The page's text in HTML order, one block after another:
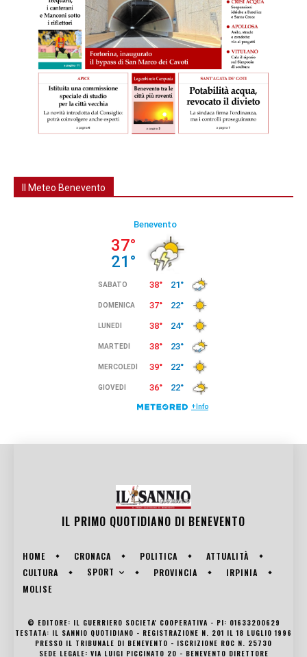
Il Meteo Benevento
IL PRIMO QUOTIDIANO DI BENEVENTO
HOME CRONACA POLITICA
ATTUALITÀ
CULTURA
SPORT PROVINCIA
IRPINIA
MOLISE
© EDITORE: IL GUERRIERO SOCIETA' COOPERATIVA - PI: 01633200629
TESTATA: IL SANNIO QUOTIDIANO - REGISTRAZIONE N. 201 IL 18 LUGLIO 1996
PRESSO IL TRIBUNALE DI BENEVENTO - ISCRIZIONE ROC N. 25730
SEDE LEGALE: VIA LUIGI PICCINATO 20 - BENEVENTO DIRETTORE